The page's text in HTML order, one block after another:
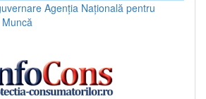
Agenția Națională pentru